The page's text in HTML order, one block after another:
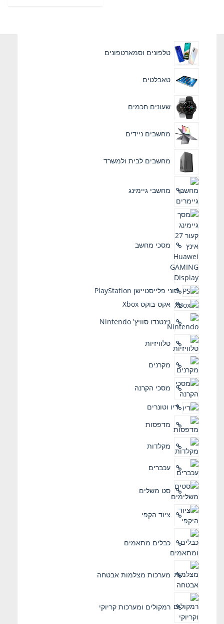
טלפונים וסמארטפונים
טאבלטים
שעונים חכמים
מחשבים ניידים
מחשבים לבית ולמשרד
מחשבי גיימינג
מסכי מחשב
סוני פלייסטיישן PlayStation
אקס-בוקס Xbox
נינטנדו סוויץ' Nintendo
טלוויזיות
מקרנים
מסכי הקרנה
דיו וטונרים
מדפסות
מקלדות
עכברים
סט משלים
ציוד הקפי
כבלים מתאמים
מערכות מצלמות אבטחה
רמקולים ומערכות קריוקי